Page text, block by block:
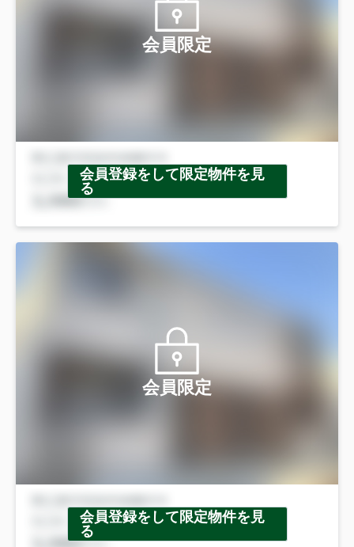
会員限定
会員登録をして限定物件を見
る
会員限定
会員登録をして限定物件を見
る